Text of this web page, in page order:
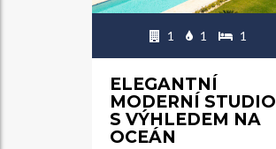
1 1 1
ELEGANTNÍ
MODERNÍ STUDIO
S VÝHLEDEM NA
OCEÁN